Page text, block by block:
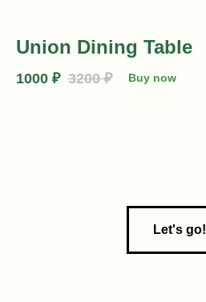
Union Dining Table
1000 ₽ 3200 ₽ Buy now
Let's go!